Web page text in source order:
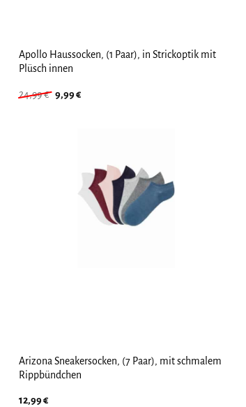
Apollo Haussocken, (1 Paar), in Strickoptik mit
Plüsch innen
24,99€ Ursprünglicher
9,99€Aktueller
Arizona Sneakersocken, (7 Paar), mit schmalem
Rippbündchen
12,99€